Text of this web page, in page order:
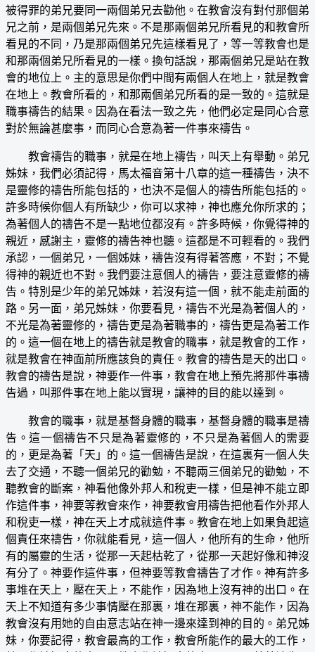
被得罪的弟兄要同一兩個弟兄去勸他。在教會沒有對付那個弟
兄之前，是兩個弟兄先來。不是那兩個弟兄所看見的和教會所
看見的不同，乃是那兩個弟兄先這樣看見了，等一等教會也是
和那兩個弟兄所看見的一樣。換句話說，那兩個弟兄是站在教
會的地位上。主的意思是你們中間有兩個人在地上，就是教會
在地上。教會所看的，和那兩個弟兄所看的是一致的。這就是
職事禱告的結果。因為在看法一致之先，他們必定是同心合意
對於無論甚麼事，而同心合意為著一件事來禱告。
教會禱告的職事，就是在地上禱告，叫天上有舉動。弟兄
姊妹，我們必須記得，馬太福音第十八章的這一種禱告，決不
是靈修的禱告所能包括的，也決不是個人的禱告所能包括的。
許多時候你個人有所缺少，你可以求神，神也應允你所求的；
為著個人的禱告不是一點地位都沒有。許多時候，你覺得神的
親近，感謝主，靈修的禱告神也聽。這都是不可輕看的。我們
承認，一個弟兄，一個姊妹，禱告沒有得著答應，不對；不覺
得神的親近也不對。我們要注意個人的禱告，要注意靈修的禱
告。特別是少年的弟兄姊妹，若沒有這一個，就不能走前面的
路。另一面，弟兄姊妹，你要看見，禱告不光是為著個人的，
不光是為著靈修的，禱告更是為著職事的，禱告更是為著工作
的。這一個在地上的禱告就是教會的職事，就是教會的工作，
就是教會在神面前所應該負的責任。教會的禱告是天的出口。
教會的禱告是說，神要作一件事，教會在地上預先將那件事禱
告過，叫那件事在地上能以實現，讓神的目的能以達到。
教會的職事，就是基督身體的職事，基督身體的職事是禱
告。這一個禱告不只是為著靈修的，不只是為著個人的需要
的，更是為著「天」的。這一個禱告是說，在這裏有一個人失
去了交通，不聽一個弟兄的勸勉，不聽兩三個弟兄的勸勉，不
聽教會的斷案，神看他像外邦人和稅吏一樣，但是神不能立即
作這件事，神要等教會來作，神要教會用禱告把他看作外邦人
和稅吏一樣，神在天上才成就這件事。教會在地上如果負起這
個責任來禱告，你就能看見，這一個人，他所有的生命，他所
有的屬靈的生活，從那一天起枯乾了，從那一天起好像和神沒
有分了。神要作這件事，但神要等教會禱告了才作。神有許多
事堆在天上，壓在天上，不能作，因為地上沒有神的出口。在
天上不知道有多少事情壓在那裏，堆在那裏，神不能作，因為
教會沒有用她的自由意志站在神一邊來達到神的目的。弟兄姊
妹，你要記得，教會最高的工作，教會所能作的最大的工作，